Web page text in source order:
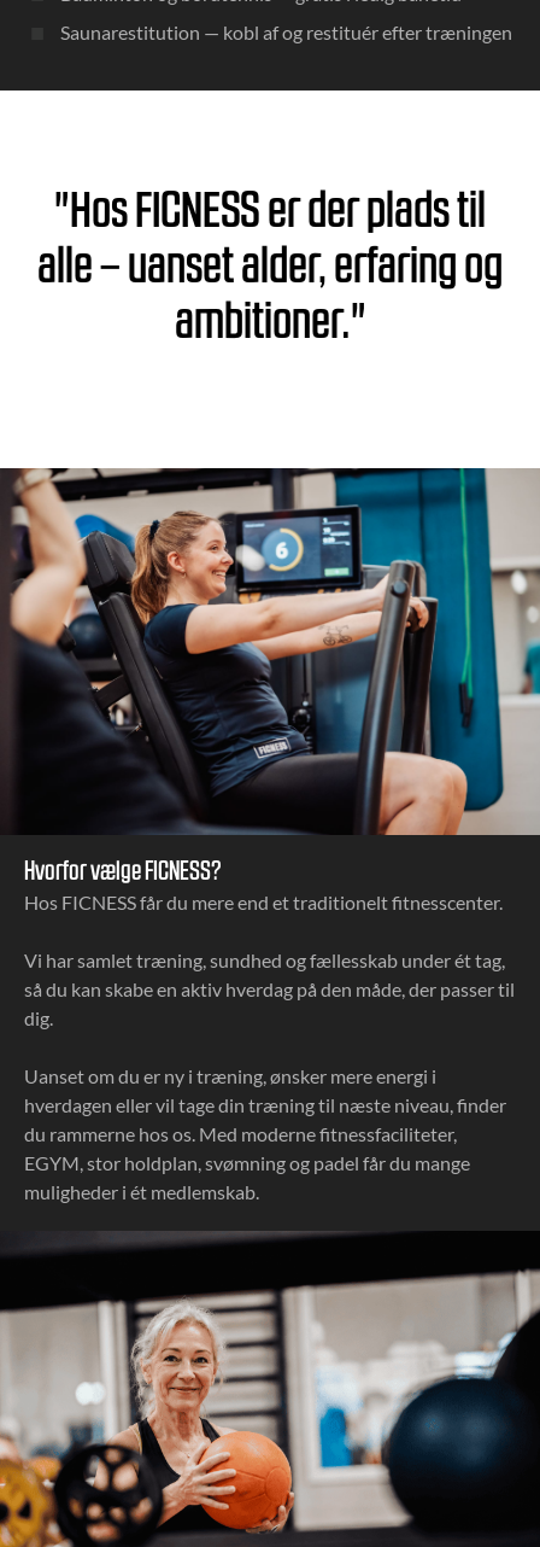
Saunarestitution — kobl af og restituér efter træningen
"Hos FICNESS er der plads til
alle – uanset alder, erfaring og
ambitioner."
Hvorfor vælge FICNESS?
Hos FICNESS får du mere end et traditionelt fitnesscenter.
Vi har samlet træning, sundhed og fællesskab under ét tag,
så du kan skabe en aktiv hverdag på den måde, der passer til
dig.
Uanset om du er ny i træning, ønsker mere energi i
hverdagen eller vil tage din træning til næste niveau, finder
du rammerne hos os. Med moderne fitnessfaciliteter,
EGYM, stor holdplan, svømning og padel får du mange
muligheder i ét medlemskab.